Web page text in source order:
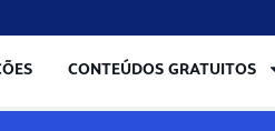
CONTEÚDOS GRATUITOS